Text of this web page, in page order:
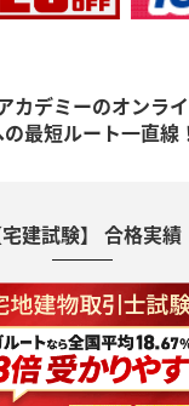
カデミーのオンラ
最短ルート一直線
宅建試験】 合格実績